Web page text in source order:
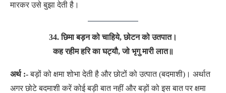
मारकर उसे बुझा देती है।
34. छिमा बड़न को चाहिये, छोटन को उतपात।
कह रहीम हरि का घट्यौ, जो भृगु मारी लात॥
अर्थ :-बड़ों को क्षमा शोभा देती है और छोटों को उत्पात (बदमाशी)। अर्थात
अगर छोटे बदमाशी करें कोई बड़ी बात नहीं और बड़ों को इस बात पर क्षमा